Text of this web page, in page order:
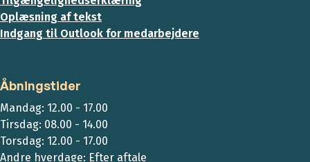
Oplæsning af tekst
Indgang til Outlook for medarbejdere
Åbningstider
Mandag: 12.00 - 17.00
Tirsdag: 08.00 - 14.00
Torsdag: 12.00 - 17.00
Andre hverdage: Efter aftale